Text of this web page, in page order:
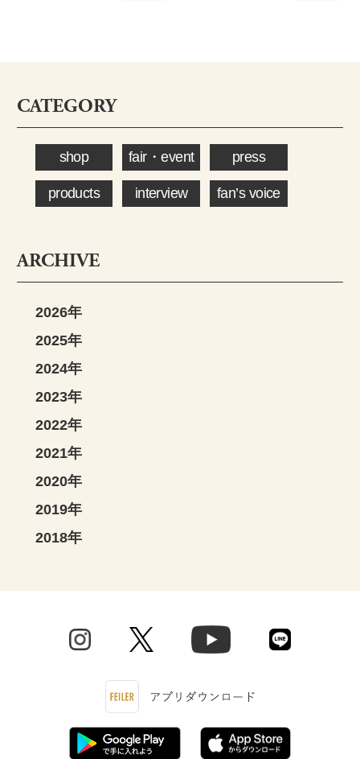
CATEGORY
shop fair・event press
products interview fan’s voice
ARCHIVE
2026年
2025年
2024年
2023年
2022年
2021年
2020年
2019年
2018年